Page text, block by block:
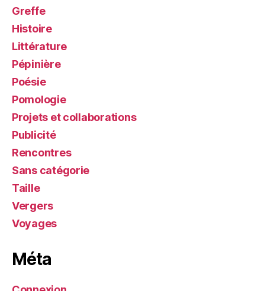
Greffe
Histoire
Littérature
Pépinière
Poésie
Pomologie
Projets et collaborations
Publicité
Rencontres
Sans catégorie
Taille
Vergers
Voyages
Méta